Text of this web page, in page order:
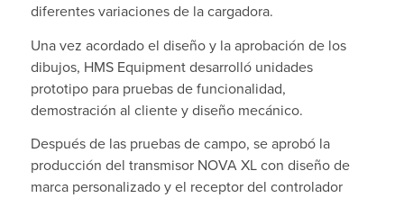
diferentes variaciones de la cargadora.
Una vez acordado el diseño y la aprobación de los
dibujos, HMS Equipment desarrolló unidades
prototipo para pruebas de funcionalidad,
demostración al cliente y diseño mecánico.
Después de las pruebas de campo, se aprobó la
producción del transmisor NOVA XL con diseño de
marca personalizado y el receptor del controlador